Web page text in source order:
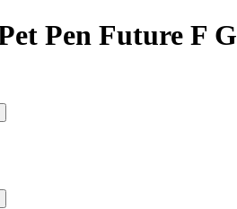
Pen Future F